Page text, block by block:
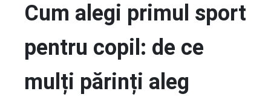
Cum alegi primul sport
pentru copil: de ce
mulți părinți aleg